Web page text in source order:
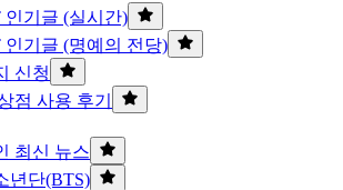
인기글 (실시간)
인기글 (명예의 전당)
신청
점 사용 후기
최신 뉴스
년단(BTS)